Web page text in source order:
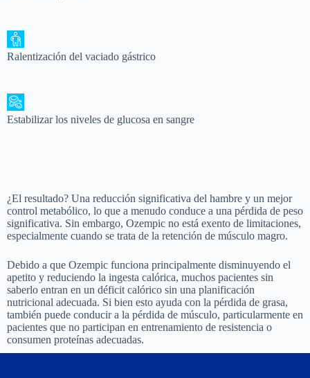
Ralentización del vaciado gástrico
Estabilizar los niveles de glucosa en sangre
¿El resultado? Una reducción significativa del hambre y un mejor
control metabólico, lo que a menudo conduce a una pérdida de peso
significativa. Sin embargo, Ozempic no está exento de limitaciones,
especialmente cuando se trata de la retención de músculo magro.
Debido a que Ozempic funciona principalmente disminuyendo el
apetito y reduciendo la ingesta calórica, muchos pacientes sin
saberlo entran en un déficit calórico sin una planificación
nutricional adecuada. Si bien esto ayuda con la pérdida de grasa,
también puede conducir a la pérdida de músculo, particularmente en
pacientes que no participan en entrenamiento de resistencia o
consumen proteínas adecuadas.